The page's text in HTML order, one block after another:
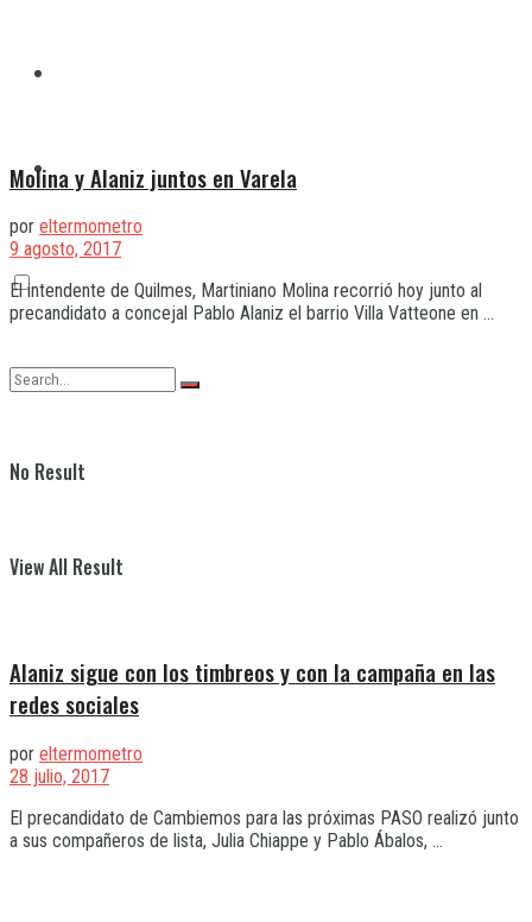
Varela
No Result
View All Result
Molina y Alaniz juntos en Varela
por eltermometro
9 agosto, 2017
El intendente de Quilmes, Martiniano Molina recorrió hoy junto al
precandidato a concejal Pablo Alaniz el barrio Villa Vatteone en ...
Alaniz sigue con los timbreos y con la campaña en las
redes sociales
por eltermometro
28 julio, 2017
El precandidato de Cambiemos para las próximas PASO realizó junto
a sus compañeros de lista, Julia Chiappe y Pablo Ábalos, ...